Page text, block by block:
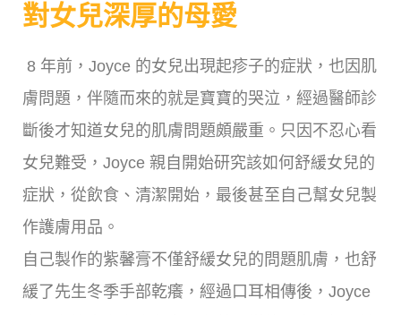
對女兒深厚的母愛
8 年前，Joyce 的女兒出現起疹子的症狀，也因肌
膚問題，伴隨而來的就是寶寶的哭泣，經過醫師診
斷後才知道女兒的肌膚問題頗嚴重。只因不忍心看
女兒難受，Joyce 親自開始研究該如何舒緩女兒的
症狀，從飲食、清潔開始，最後甚至自己幫女兒製
作護膚用品。
自己製作的紫馨膏不僅舒緩女兒的問題肌膚，也舒
緩了先生冬季手部乾癢，經過口耳相傳後，Joyce